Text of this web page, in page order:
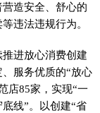
造安全、舒心的
违法违规行为。
进放心消费创建
服务优质的“放心
店85家，实现“一
线”。以创建“省